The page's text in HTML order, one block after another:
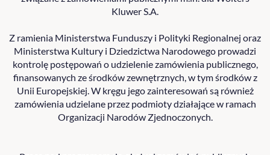
Kluwer S.A.
Z ramienia Ministerstwa Funduszy i Polityki Regionalnej oraz
Ministerstwa Kultury i Dziedzictwa Narodowego prowadzi
kontrolę postępowań o udzielenie zamówienia publicznego,
finansowanych ze środków zewnętrznych, w tym środków z
Unii Europejskiej. W kręgu jego zainteresowań są również
zamówienia udzielane przez podmioty działające w ramach
Organizacji Narodów Zjednoczonych.